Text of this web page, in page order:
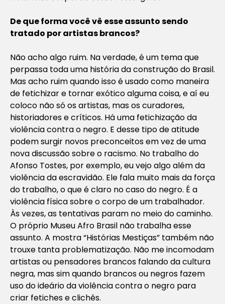
De que forma você vê esse assunto sendo
tratado por artistas brancos?
Não acho algo ruim. Na verdade, é um tema que
perpassa toda uma história da construção do Brasil.
Mas acho ruim quando isso é usado como maneira
de fetichizar e tornar exótico alguma coisa, e aí eu
coloco não só os artistas, mas os curadores,
historiadores e críticos. Há uma fetichização da
violência contra o negro. E desse tipo de atitude
podem surgir novos preconceitos em vez de uma
nova discussão sobre o racismo. No trabalho do
Afonso Tostes, por exemplo, eu vejo algo além da
violência da escravidão. Ele fala muito mais da força
do trabalho, o que é claro no caso do negro. É a
violência física sobre o corpo de um trabalhador.
Às vezes, as tentativas param no meio do caminho.
O próprio Museu Afro Brasil não trabalha esse
assunto. A mostra “Histórias Mestiças” também não
trouxe tanta problematização. Não me incomodam
artistas ou pensadores brancos falando da cultura
negra, mas sim quando brancos ou negros fazem
uso do ideário da violência contra o negro para
criar fetiches e clichês.